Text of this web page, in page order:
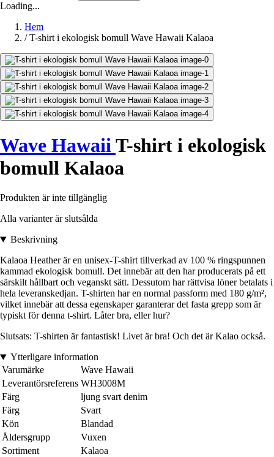
Loading...
Hem
/ T-shirt i ekologisk bomull Wave Hawaii Kalaoa
Wave Hawaii T-shirt i ekologisk
bomull Kalaoa
Produkten är inte tillgänglig
Alla varianter är slutsålda
Beskrivning
Kalaoa Heather är en unisex-T-shirt tillverkad av 100 % ringspunnen
kammad ekologisk bomull. Det innebär att den har producerats på ett
särskilt hållbart och veganskt sätt. Dessutom har rättvisa löner betalats i
hela leveranskedjan. T-shirten har en normal passform med 180 g/m²,
vilket innebär att dessa egenskaper garanterar det fasta grepp som är
typiskt för denna t-shirt. Låter bra, eller hur?
Slutsats: T-shirten är fantastisk! Livet är bra! Och det är Kalao också.
Ytterligare information
Varumärke
Wave Hawaii
Leverantörsreferens WH3008M
Färg
ljung svart denim
Färg
Svart
Kön
Blandad
Åldersgrupp
Vuxen
Sortiment
Kalaoa